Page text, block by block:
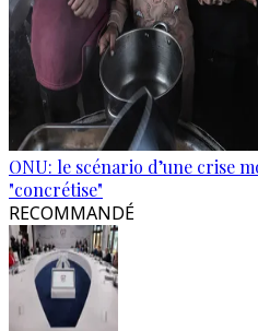
ONU: le scénario d’une crise
"concrétise"
RECOMMANDÉ